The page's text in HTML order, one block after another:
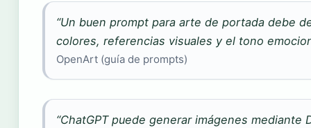
“Un buen prompt para arte de portada debe
colores, referencias visuales y el tono
OpenArt (guía de prompts)
“ChatGPT puede generar imágenes